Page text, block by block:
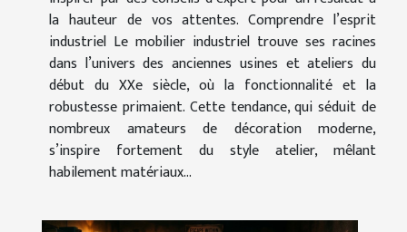
la hauteur de vos attentes. Comprendre l’esprit
industriel Le mobilier industriel trouve ses racines
dans l’univers des anciennes usines et ateliers du
début du XXe siècle, où la fonctionnalité et la
robustesse primaient. Cette tendance, qui séduit de
nombreux amateurs de décoration moderne,
s’inspire fortement du style atelier, mêlant
habilement matériaux...